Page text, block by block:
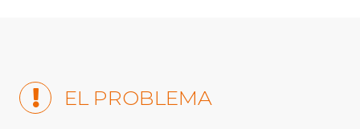
EL PROBLEMA